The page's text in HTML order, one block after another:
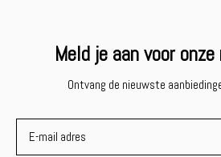
Meld je aan voor
Ontvang de nieuwste